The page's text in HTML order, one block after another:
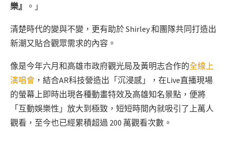
樂』
。」
清楚時代的變與不變，更有助於 Shirley 和團隊共同打造出
新潮又貼合觀眾需求的內容。
像是今年六月和高雄市政府觀光局及黃明志合作的全線上
演唱會 ，結合AR科技營造出「沉浸感」，在Live直播現場
的螢幕上即時出現各種動畫特效及高雄知名景點，便將
「互動娛樂性」放大到極致，短短時間內就吸引了上萬人
觀看，至今也已經累積超過 200 萬觀看次數。